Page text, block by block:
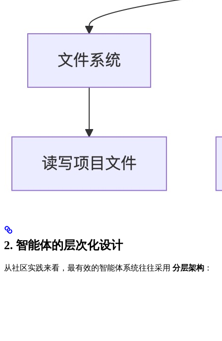
2. 智能体的层次化设计
从社区实践来看，最有效的智能体系统往往采用 分层架构 ：